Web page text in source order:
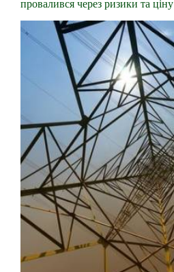
провалився через ризики та ціну